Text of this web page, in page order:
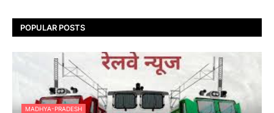
POPULAR POSTS
MADHYA-PRADESH